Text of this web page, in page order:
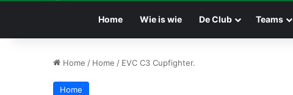
Home Wie is wie De Club Teams
Home / Home / EVC C3 Cupfighter.
Home